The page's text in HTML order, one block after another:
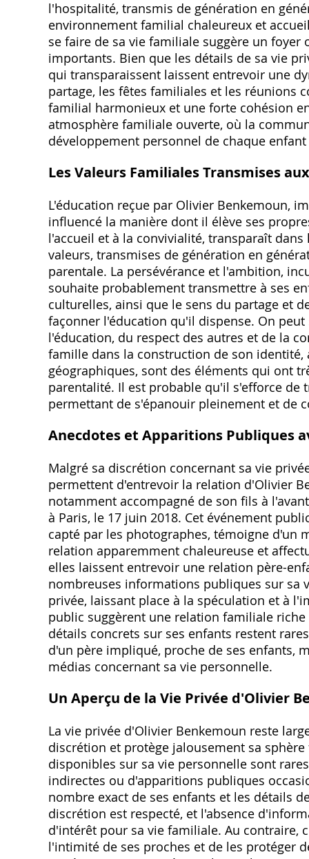
l'hospitalité, transmis de génération en
environnement familial chaleureux et
se faire de sa vie familiale suggère un
importants. Bien que les détails de sa vie
qui transparaissent laissent entrevoir une
partage, les fêtes familiales et les réunions
familial harmonieux et une forte cohésion
atmosphère familiale ouverte, où la
développement personnel de chaque
Les Valeurs Familiales Transmises
L'éducation reçue par Olivier Benkemoun,
influencé la manière dont il élève ses
l'accueil et à la convivialité, transparaît
valeurs, transmises de génération en
parentale. La persévérance et l'ambition,
souhaite probablement transmettre à ses
culturelles, ainsi que le sens du partage et
façonner l'éducation qu'il dispense. On
l'éducation, du respect des autres et de la
famille dans la construction de son
géographiques, sont des éléments qui ont
parentalité. Il est probable qu'il s'efforce de
permettant de s'épanouir pleinement et de
Anecdotes et Apparitions Publiques
Malgré sa discrétion concernant sa vie
permettent d'entrevoir la relation d'Olivier
notamment accompagné de son fils à
à Paris, le 17 juin 2018. Cet événement
capté par les photographes, témoigne d'un
relation apparemment chaleureuse et
elles laissent entrevoir une relation père-
nombreuses informations publiques sur sa
privée, laissant place à la spéculation et à
public suggèrent une relation familiale
détails concrets sur ses enfants restent
d'un père impliqué, proche de ses enfants,
médias concernant sa vie personnelle.
Un Aperçu de la Vie Privée d'Olivier
La vie privée d'Olivier Benkemoun reste
discrétion et protège jalousement sa
disponibles sur sa vie personnelle sont
indirectes ou d'apparitions publiques
nombre exact de ses enfants et les détails
discrétion est respecté, et l'absence
d'intérêt pour sa vie familiale. Au contraire,
l'intimité de ses proches et de les protéger